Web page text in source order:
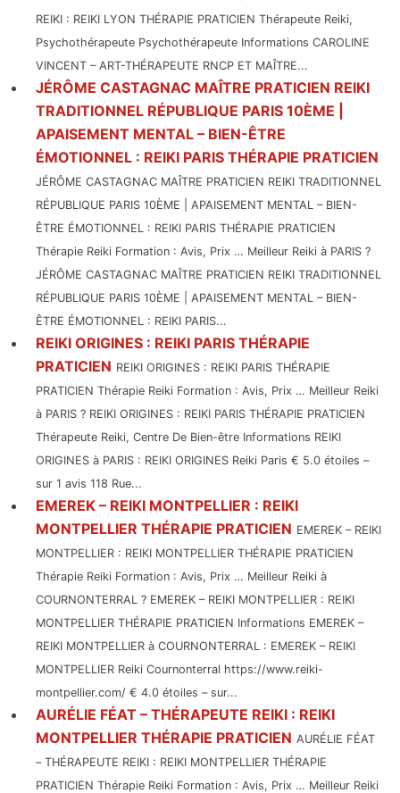
REIKI : REIKI LYON THÉRAPIE PRATICIEN Thérapeute Reiki,
Psychothérapeute Psychothérapeute Informations CAROLINE
VINCENT – ART-THÉRAPEUTE RNCP ET MAÎTRE...
JÉRÔME CASTAGNAC MAÎTRE PRATICIEN REIKI
TRADITIONNEL RÉPUBLIQUE PARIS 10ÈME |
APAISEMENT MENTAL – BIEN-ÊTRE
ÉMOTIONNEL : REIKI PARIS THÉRAPIE PRATICIEN
JÉRÔME CASTAGNAC MAÎTRE PRATICIEN REIKI TRADITIONNEL
RÉPUBLIQUE PARIS 10ÈME | APAISEMENT MENTAL – BIEN-
ÊTRE ÉMOTIONNEL : REIKI PARIS THÉRAPIE PRATICIEN
Thérapie Reiki Formation : Avis, Prix … Meilleur Reiki à PARIS ?
JÉRÔME CASTAGNAC MAÎTRE PRATICIEN REIKI TRADITIONNEL
RÉPUBLIQUE PARIS 10ÈME | APAISEMENT MENTAL – BIEN-
ÊTRE ÉMOTIONNEL : REIKI PARIS...
REIKI ORIGINES : REIKI PARIS THÉRAPIE
PRATICIEN REIKI ORIGINES : REIKI PARIS THÉRAPIE
PRATICIEN Thérapie Reiki Formation : Avis, Prix … Meilleur Reiki
à PARIS ? REIKI ORIGINES : REIKI PARIS THÉRAPIE PRATICIEN
Thérapeute Reiki, Centre De Bien-être Informations REIKI
ORIGINES à PARIS : REIKI ORIGINES Reiki Paris € 5.0 étoiles –
sur 1 avis 118 Rue...
EMEREK – REIKI MONTPELLIER : REIKI
MONTPELLIER THÉRAPIE PRATICIEN EMEREK – REIKI
MONTPELLIER : REIKI MONTPELLIER THÉRAPIE PRATICIEN
Thérapie Reiki Formation : Avis, Prix … Meilleur Reiki à
COURNONTERRAL ? EMEREK – REIKI MONTPELLIER : REIKI
MONTPELLIER THÉRAPIE PRATICIEN Informations EMEREK –
REIKI MONTPELLIER à COURNONTERRAL : EMEREK – REIKI
MONTPELLIER Reiki Cournonterral https://www.reiki-
montpellier.com/ € 4.0 étoiles – sur...
AURÉLIE FÉAT – THÉRAPEUTE REIKI : REIKI
MONTPELLIER THÉRAPIE PRATICIEN AURÉLIE FÉAT
– THÉRAPEUTE REIKI : REIKI MONTPELLIER THÉRAPIE
PRATICIEN Thérapie Reiki Formation : Avis, Prix … Meilleur Reiki